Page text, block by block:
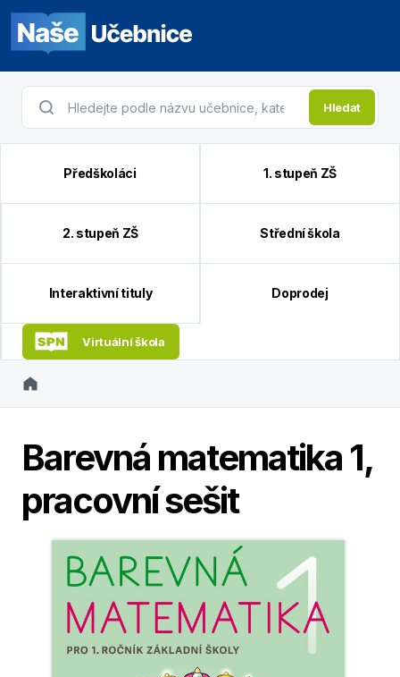
Hledat
Předškoláci 1. stupeň ZŠ
2. stupeň ZŠ Střední škola
Interaktivní tituly Doprodej
Virtuální škola
Barevná matematika 1,
pracovní sešit